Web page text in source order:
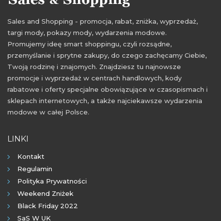
Sales and Shopping - promocja, rabat, zniżka, wyprzedaż,
targi mody, pokazy mody, wydarzenia modowe.
Promujemy ideę smart shoppingu, czyli rozsądne,
przemyślanie i sprytne zakupy, do czego zachęcamy Ciebie,
Twoją rodzinę i znajomych. Znajdziesz tu najnowsze
promocje i wyprzedaż w centrach handlowych, kody
rabatowe i oferty specjalne obowiązujące w czasopismach i
sklepach internetowych, a także najciekawsze wydarzenia
modowe w całej Polsce.
LINKI
Kontakt
Regulamin
Polityka Prywatności
Weekend Zniżek
Black Friday 2022
SaS W UK